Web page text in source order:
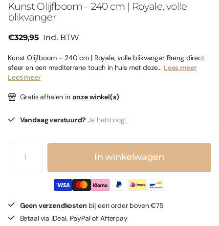
Kunst Olijfboom – 240 cm | Royale, volle
blikvanger
€329,95 Incl. BTW
Kunst Olijfboom – 240 cm | Royale, volle blikvanger Breng direct
sfeer en een mediterrane touch in huis met deze... Lees meer
Lees meer
Gratis afhalen in onze winkel(s)
Vandaag verstuurd? Je hebt nog:
In winkelwagen
Geen verzendkosten bij een order boven €75
Betaal via iDeal, PayPal of Afterpay